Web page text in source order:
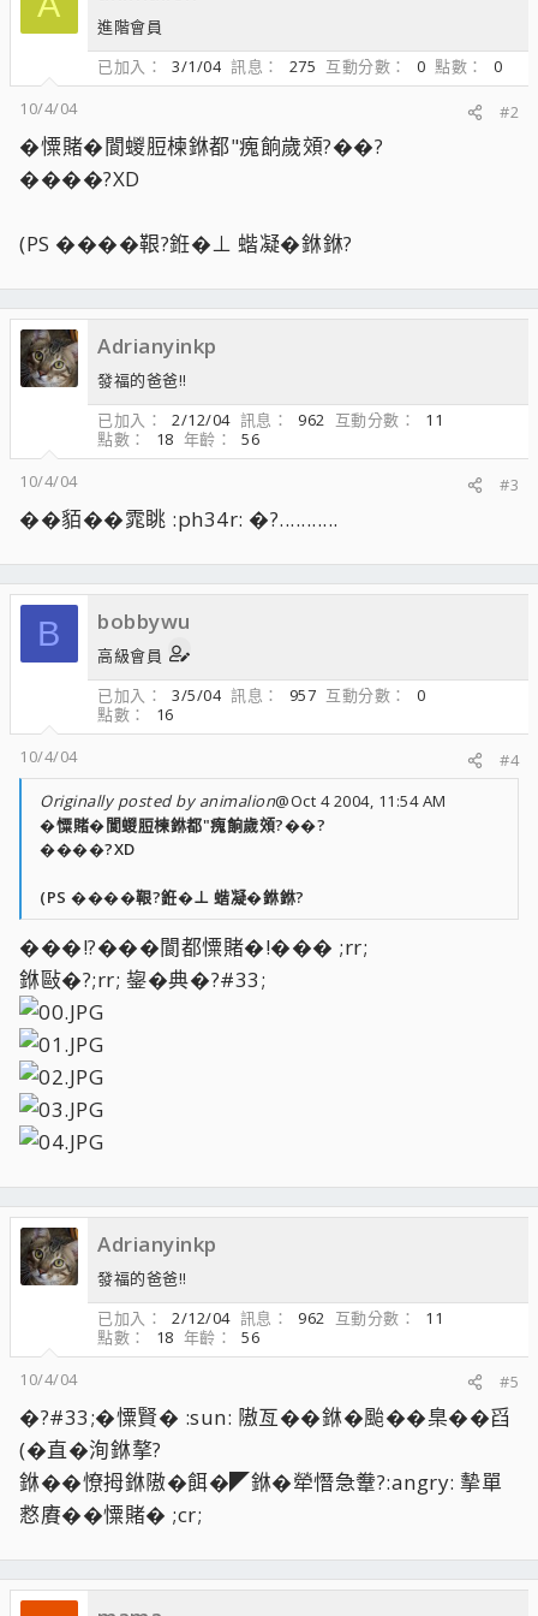
進階會員
已加入
3/1/04 訊息 275 互動分數 0 點數
0
10/4/04
#2
�憟賭�閬蝬脰楝銝都"瘣餉歲頝?��?
����?XD
(PS ����鞎?銋�⊥ 蝔凝�銝銝?
Adrianyinkp
發福的爸爸!!
已加入
2/12/04 訊息 962 互動分數
11
點數
18 年齡
56
10/4/04
#3
��貊��雿眺 :ph34r: �?...........
B bobbywu
高級會員
已加入
3/5/04 訊息 957 互動分數
0
點數
16
10/4/04
#4
Originally posted by animalion@Oct 4 2004, 11:54 AM
�憟賭�閬蝬脰楝銝都"瘣餉歲頝?��?
����?XD
(PS ����鞎?銋�⊥ 蝔凝�銝銝?
���!?���閬都憟賭�!��� ;rr;
銝敺�?;rr; 鋆�典�?#33;
Adrianyinkp
發福的爸爸!!
已加入
2/12/04 訊息 962 互動分數
11
點數
18 年齡
56
10/4/04
#5
�?#33;�憟賢� :sun: 隞亙��銝�颱��臬��舀
(�直�洵銝摮?
銝��憭拇銝隞�餌�◤銝�犖憯急韏?:angry: 摰單
慦賡��憟賭� ;cr;